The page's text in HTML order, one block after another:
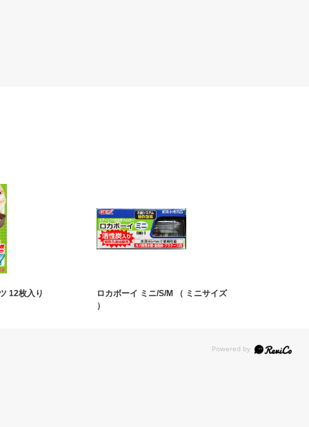
12枚入り
ロカボーイ ミニ/S/M （ ミニサイズ
）